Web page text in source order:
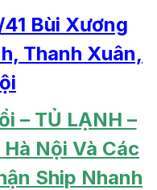
Bùi Xương
Thanh Xuân,
– TỦ LẠNH –
Nội Và Các
Ship Nhanh